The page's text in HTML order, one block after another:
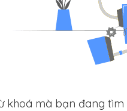
khoá mà bạn đang tìm